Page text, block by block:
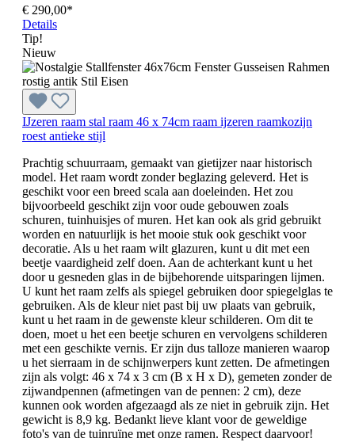
€ 290,00*
Details
Tip!
Nieuw
IJzeren raam stal raam 46 x 74cm raam ijzeren raamkozijn
roest antieke stijl
Prachtig schuurraam, gemaakt van gietijzer naar historisch
model. Het raam wordt zonder beglazing geleverd. Het is
geschikt voor een breed scala aan doeleinden. Het zou
bijvoorbeeld geschikt zijn voor oude gebouwen zoals
schuren, tuinhuisjes of muren. Het kan ook als grid gebruikt
worden en natuurlijk is het mooie stuk ook geschikt voor
decoratie. Als u het raam wilt glazuren, kunt u dit met een
beetje vaardigheid zelf doen. Aan de achterkant kunt u het
door u gesneden glas in de bijbehorende uitsparingen lijmen.
U kunt het raam zelfs als spiegel gebruiken door spiegelglas te
gebruiken. Als de kleur niet past bij uw plaats van gebruik,
kunt u het raam in de gewenste kleur schilderen. Om dit te
doen, moet u het een beetje schuren en vervolgens schilderen
met een geschikte vernis. Er zijn dus talloze manieren waarop
u het sierraam in de schijnwerpers kunt zetten. De afmetingen
zijn als volgt: 46 x 74 x 3 cm (B x H x D), gemeten zonder de
zijwandpennen (afmetingen van de pennen: 2 cm), deze
kunnen ook worden afgezaagd als ze niet in gebruik zijn. Het
gewicht is 8,9 kg. Bedankt lieve klant voor de geweldige
foto's van de tuinruïne met onze ramen. Respect daarvoor!